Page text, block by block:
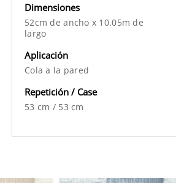
Dimensiones
52cm de ancho x 10.05m de
largo
Aplicación
Cola a la pared
Repetición / Case
53 cm / 53 cm